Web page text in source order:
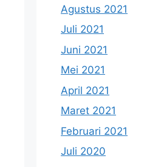
Agustus 2021
Juli 2021
Juni 2021
Mei 2021
April 2021
Maret 2021
Februari 2021
Juli 2020